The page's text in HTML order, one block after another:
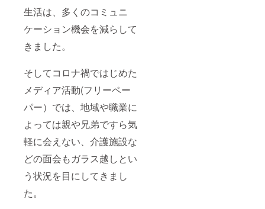
生活は、多くのコミュニ
ケーション機会を減らして
きました。
そしてコロナ禍ではじめた
メディア活動(フリーペー
パー）では、地域や職業に
よっては親や兄弟ですら気
軽に会えない、介護施設な
どの面会もガラス越しとい
う状況を目にしてきまし
た。